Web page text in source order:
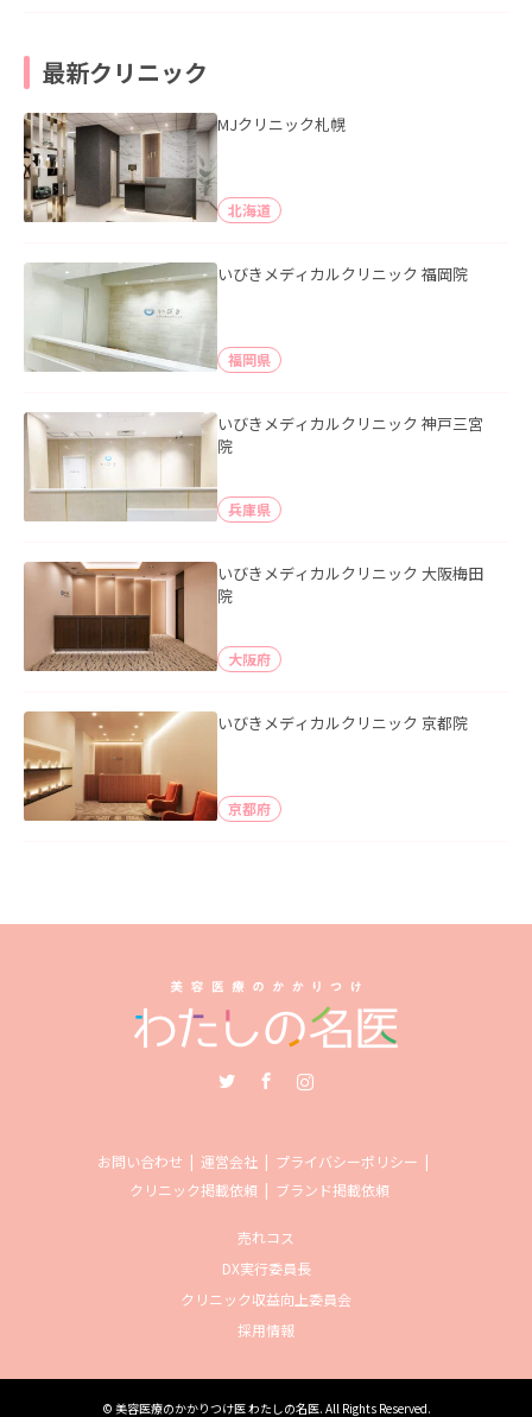
最新クリニック
MJクリニック札幌
北海道
いびきメディカルクリニック 福岡院
福岡県
いびきメディカルクリニック 神戸三宮
院
兵庫県
いびきメディカルクリニック 大阪梅田
院
大阪府
いびきメディカルクリニック 京都院
京都府
お問い合わせ 運営会社
プライバシーポリシー
クリニック掲載依頼
ブランド掲載依頼
売れコス
DX実行委員長
クリニック収益向上委員会
採用情報
© 美容医療のかかりつけ医 わたしの名医. All Rights Reserved.